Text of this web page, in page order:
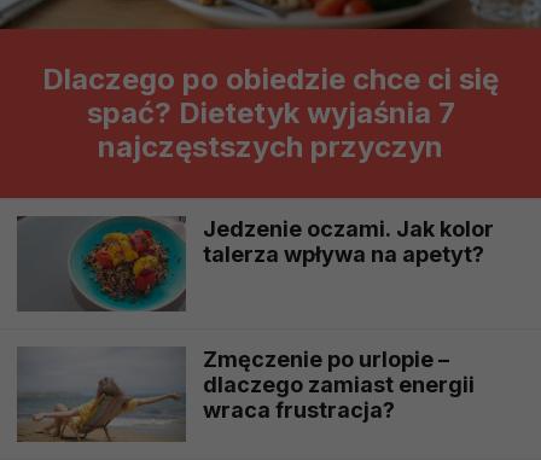
Dlaczego po obiedzie chce ci się
spać? Dietetyk wyjaśnia 7
najczęstszych przyczyn
Jedzenie oczami. Jak kolor
talerza wpływa na apetyt?
Zmęczenie po urlopie –
dlaczego zamiast energii
wraca frustracja?